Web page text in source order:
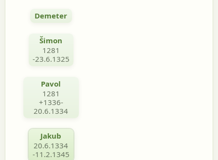
Demeter
Šimon
1281
-23.6.1325
Pavol
1281
+1336-
20.6.1334
Jakub
20.6.1334
-11.2.1345